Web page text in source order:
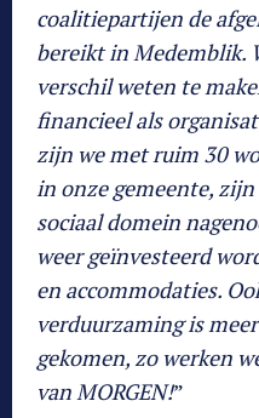
coalitiepartijen de
bereikt in Medemblik.
verschil weten te
financieel als
zijn we met ruim 30
in onze gemeente,
sociaal domein
weer geïnvesteerd
en accommodaties.
verduurzaming is
gekomen, zo werken
van MORGEN!”